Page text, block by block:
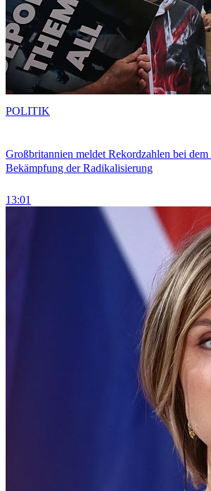
Großbritannien meldet Rekordzahlen bei
Bekämpfung der Radikalisierung
13:01
POLITIK